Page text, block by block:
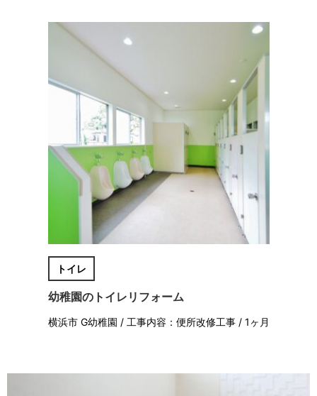
トイレ
幼稚園のトイレリフォーム
横浜市 G幼稚園 / 工事内容：便所改修工事 / 1ヶ月